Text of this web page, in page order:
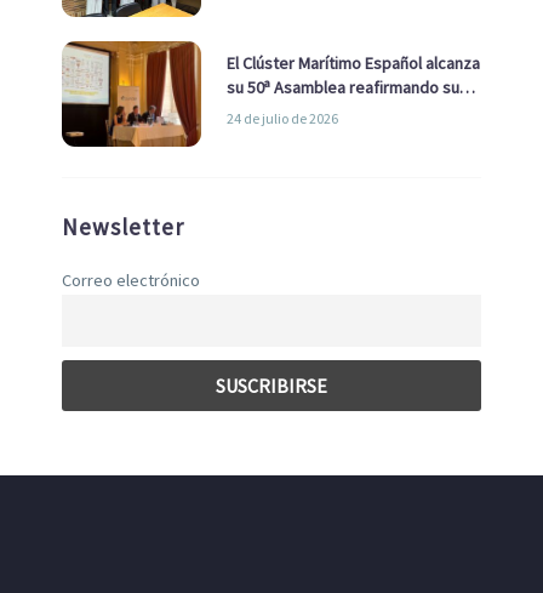
El Clúster Marítimo Español alcanza
su 50ª Asamblea reafirmando su
liderazgo en la Economía Azul
24 de julio de 2026
Newsletter
Correo electrónico